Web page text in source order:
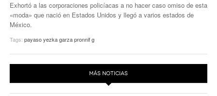
Exhortó a las corporaciones policíacas a no hacer caso omiso de esta
«moda» que nació en Estados Unidos y llegó a varios estados de
México.
Tags: payaso yezka garza pronnif g
MÁS NOTICIAS